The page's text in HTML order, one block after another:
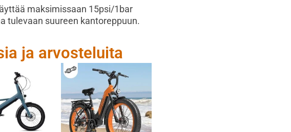
maksimissaan 15psi/1bar
tulevaan suureen kantoreppuun.
ja arvosteluita